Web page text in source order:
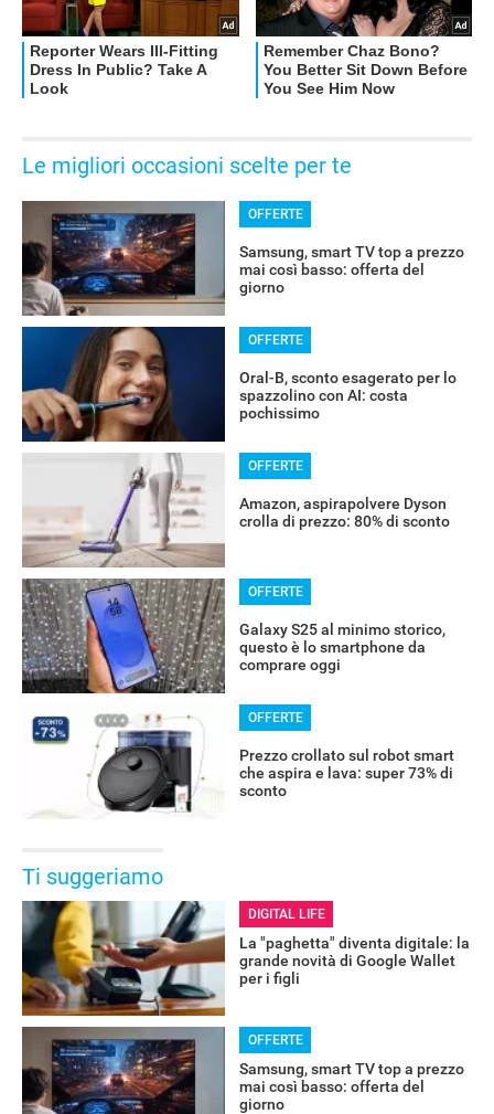
Le migliori occasioni scelte per te
OFFERTE
Samsung, smart TV top a prezzo
mai così basso: offerta del
giorno
OFFERTE
Oral-B, sconto esagerato per lo
spazzolino con AI: costa
pochissimo
OFFERTE
Amazon, aspirapolvere Dyson
crolla di prezzo: 80% di sconto
OFFERTE
Galaxy S25 al minimo storico,
questo è lo smartphone da
comprare oggi
OFFERTE
Prezzo crollato sul robot smart
che aspira e lava: super 73% di
sconto
Ti suggeriamo
DIGITAL LIFE
La "paghetta" diventa digitale: la
grande novità di Google Wallet
per i figli
OFFERTE
Samsung, smart TV top a prezzo
mai così basso: offerta del
giorno